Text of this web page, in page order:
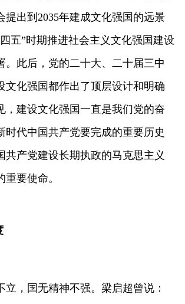
提出到2035年建成文化强国的远景
五”时期推进社会主义文化强国建设
。此后，党的二十大、二十届三中
文化强国都作出了顶层设计和明确
，建设文化强国一直是我们党的奋
时代中国共产党要完成的重要历史
共产党建设长期执政的马克思主义
要使命。
，国无精神不强。梁启超曾说：